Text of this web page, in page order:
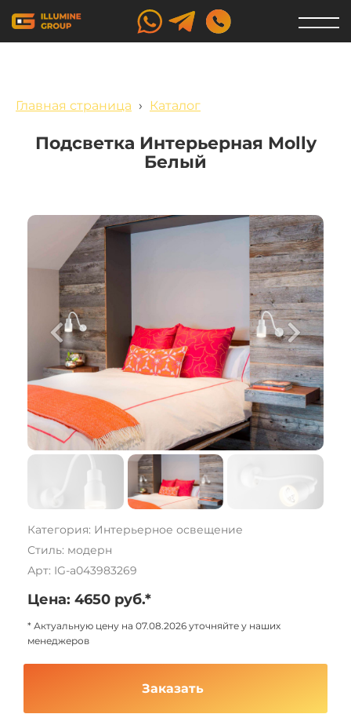
Главная страница › Каталог
Подсветка Интерьерная Molly
Белый
Категория: Интерьерное освещение
Стиль: модерн
Арт: IG-a043983269
Цена: 4650 руб.*
* Актуальную цену на 07.08.2026 уточняйте у наших
менеджеров
Заказать